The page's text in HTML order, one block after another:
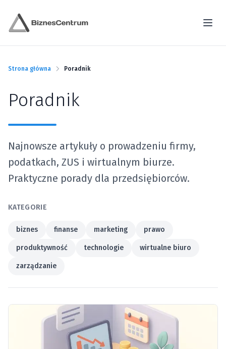
Strona główna Poradnik
Poradnik
Najnowsze artykuły o prowadzeniu firmy,
podatkach, ZUS i wirtualnym biurze.
Praktyczne porady dla przedsiębiorców.
KATEGORIE
biznes finanse marketing prawo
produktywność technologie wirtualne biuro
zarządzanie